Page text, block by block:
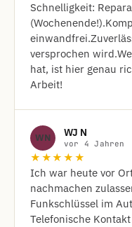
Schnelligkeit:
(Wochenende!).
einwandfrei.
versprochen wird.
hat, ist hier genau
Arbeit!
WN WJ N
vor 4 Jahren
★★★★★
Ich war heute vor
nachmachen
Funkschlüssel im
Telefonische